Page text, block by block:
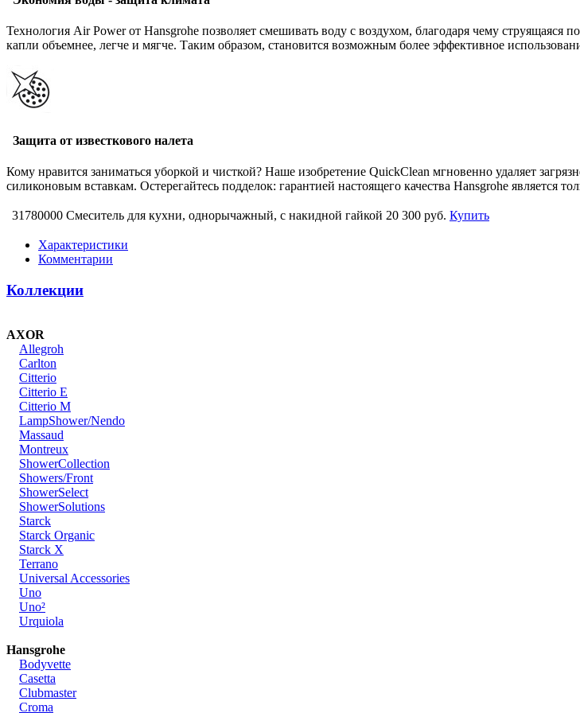
Технология Air Power от Hansgrohe позволяет смешивать воду с воздухом, благодаря чему струящаяся
капли объемнее, легче и мягче. Таким образом, становится возможным более эффективное
Защита от известкового налета
Кому нравится заниматься уборкой и чисткой? Наше изобретение QuickClean мгновенно удаляет
силиконовым вставкам. Остерегайтесь подделок: гарантией настоящего качества Hansgrohe является
31780000 Смеситель для кухни, однорычажный, с накидной гайкой 20 300 руб. Купить
Характеристики
Комментарии
Коллекции
AXOR
Allegroh
Carlton
Citterio
Citterio E
Citterio M
LampShower/Nendo
Massaud
Montreux
ShowerCollection
Showers/Front
ShowerSelect
ShowerSolutions
Starck
Starck Organic
Starck X
Terrano
Universal Accessories
Uno
Uno²
Urquiola
Hansgrohe
Bodyvette
Casetta
Clubmaster
Croma